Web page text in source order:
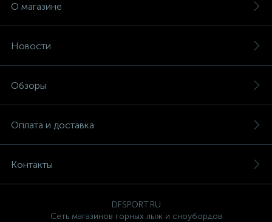
О магазине
Новости
Обзоры
Оплата и доставка
Контакты
DFSPORT.RU
Сеть магазинов горных лыж и сноубордов